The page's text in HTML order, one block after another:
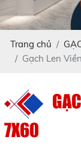
Trang chủ
Gạch Len
7X60